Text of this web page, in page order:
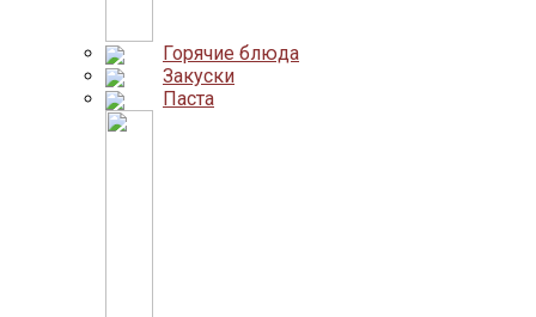
Горячие блюда
Закуски
Паста